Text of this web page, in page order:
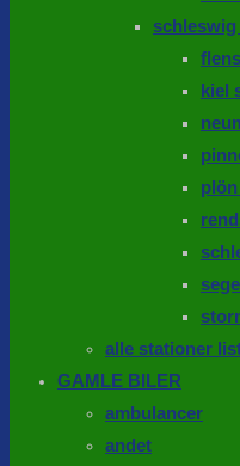
kiel
alle stationer
GAMLE BILER
ambulancer
andet